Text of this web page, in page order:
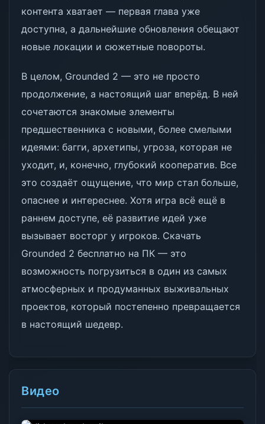
контента хватает — первая глава уже
доступна, а дальнейшие обновления обещают
новые локации и сюжетные повороты.
В целом, Grounded 2 — это не просто
продолжение, а настоящий шаг вперёд. В ней
сочетаются знакомые элементы
предшественника с новыми, более смелыми
идеями: багги, архетипы, угроза, которая не
уходит, и, конечно, глубокий кооператив. Все
это создаёт ощущение, что мир стал больше,
опаснее и интереснее. Хотя игра всё ещё в
раннем доступе, её развитие идей уже
вызывает восторг у игроков. Скачать
Grounded 2 бесплатно на ПК — это
возможность погрузиться в один из самых
атмосферных и продуманных выживальных
проектов, который постепенно превращается
в настоящий шедевр.
Видео